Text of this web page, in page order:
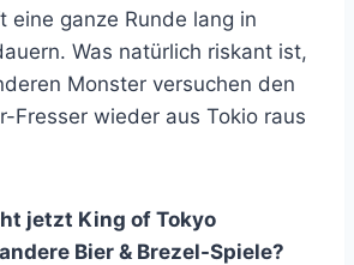
eine ganze Runde lang in
Was natürlich riskant ist,
Monster versuchen den
Fresser wieder aus Tokio raus
jetzt King of Tokyo
Bier & Brezel-Spiele?